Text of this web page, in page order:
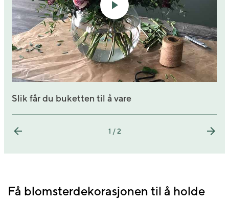
Slik får du buketten til å vare
1 / 2
Få blomsterdekorasjonen til å holde